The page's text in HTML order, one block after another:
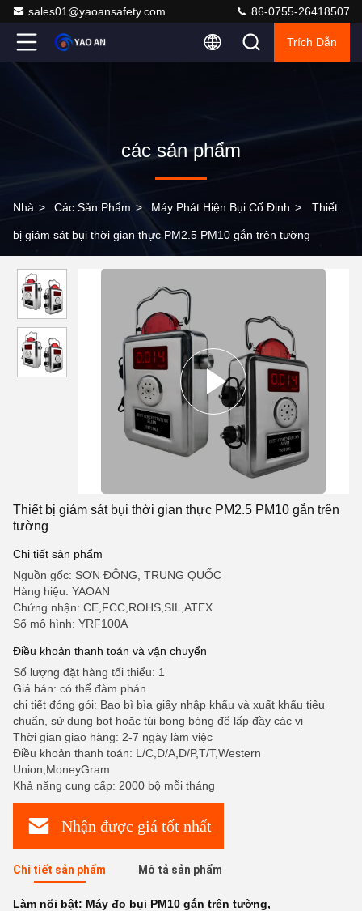
sales01@yaoansafety.com 86-0755-26418507
Trích Dẫn
các sản phẩm
Nhà > Các Sản Phẩm > Máy Phát Hiện Bụi Cố Định > Thiết
bị giám sát bụi thời gian thực PM2.5 PM10 gắn trên tường
Thiết bị giám sát bụi thời gian thực PM2.5 PM10 gắn trên
tường
Chi tiết sản phẩm
Nguồn gốc: SƠN ĐÔNG, TRUNG QUỐC
Hàng hiệu: YAOAN
Chứng nhận: CE,FCC,ROHS,SIL,ATEX
Số mô hình: YRF100A
Điều khoản thanh toán và vận chuyển
Số lượng đặt hàng tối thiểu: 1
Giá bán: có thể đàm phán
chi tiết đóng gói: Bao bì bìa giấy nhập khẩu và xuất khẩu tiêu
chuẩn, sử dụng bọt hoặc túi bong bóng để lấp đầy các vị
Thời gian giao hàng: 2-7 ngày làm việc
Điều khoản thanh toán: L/C,D/A,D/P,T/T,Western
Union,MoneyGram
Khả năng cung cấp: 2000 bộ mỗi tháng
Nhận được giá tốt nhất
Chi tiết sản phẩm Mô tả sản phẩm
Làm nổi bật: Máy đo bụi PM10 gắn trên tường,